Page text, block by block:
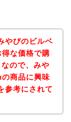
やびのビルベ
な価格で購
ので、みや
商品に興味
参考にされて